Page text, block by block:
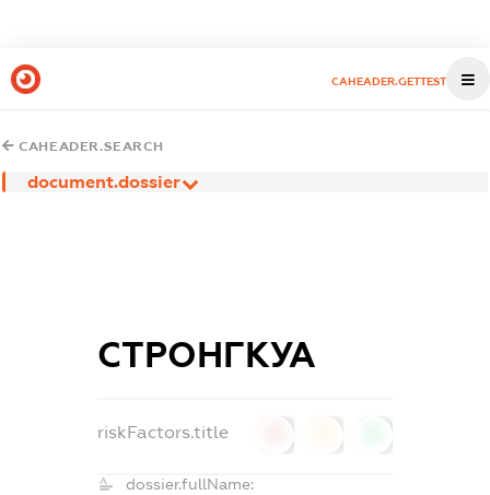
CAHEADER.GETTEST
CAHEADER.SEARCH
document.dossier
СТРОНГКУА
riskFactors.title
dossier.fullName: